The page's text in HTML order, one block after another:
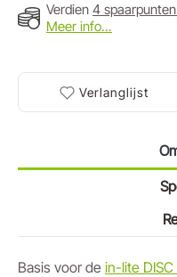
Verdien 4 spaarpunten
Meer info...
Verlanglijst
Basis voor de in-lite